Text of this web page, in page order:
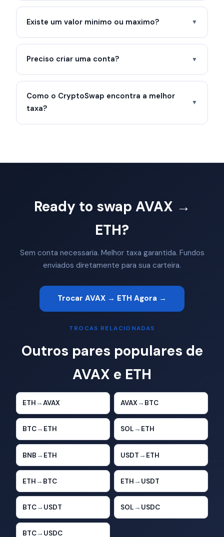
Existe um valor minimo ou maximo? ▼
Preciso criar uma conta? ▼
Como o CryptoSwap encontra a melhor
taxa?
▼
Ready to swap AVAX →
ETH?
Sem conta necessaria. Melhor taxa garantida. Fundos
enviados diretamente para sua carteira.
Trocar AVAX → ETH Agora →
TROCAS RELACIONADAS
Outros pares populares de
AVAX e ETH
ETH →AVAX AVAX→ BTC
BTC→ ETH SOL → ETH
BNB → ETH USDT → ETH
ETH → BTC ETH → USDT
BTC→ USDT SOL → USDC
BTC→ USDC